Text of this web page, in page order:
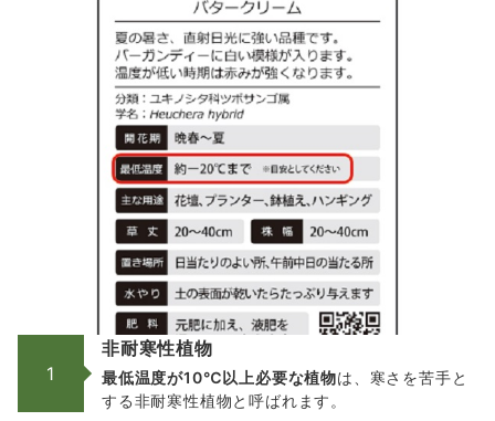
1
非耐寒性植物
最低温度が10℃以上必要な植物は、寒さを苦手と
する非耐寒性植物と呼ばれます。